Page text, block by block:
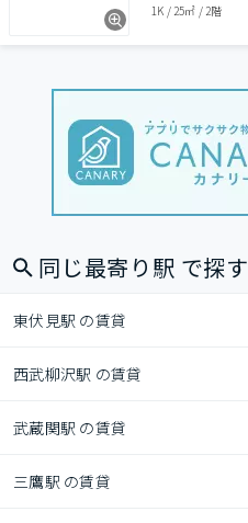
1K / 25㎡ / 2階
同じ最寄り駅 で探す
東伏見駅 の賃貸
西武柳沢駅 の賃貸
武蔵関駅 の賃貸
三鷹駅 の賃貸